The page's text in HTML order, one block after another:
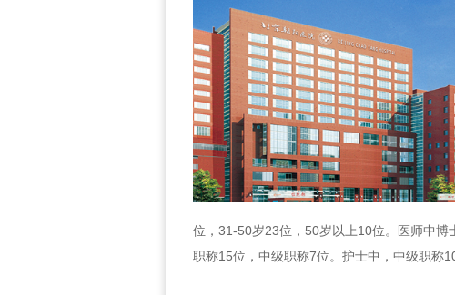
位，31-50岁23位，50岁以上10位。医师中
职称15位，中级职称7位。护士中，中级职称